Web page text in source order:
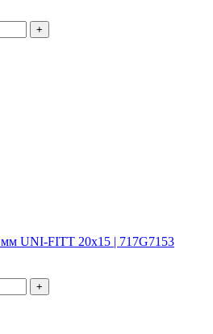
+
мм UNI-FITT 20x15 | 717G7153
+